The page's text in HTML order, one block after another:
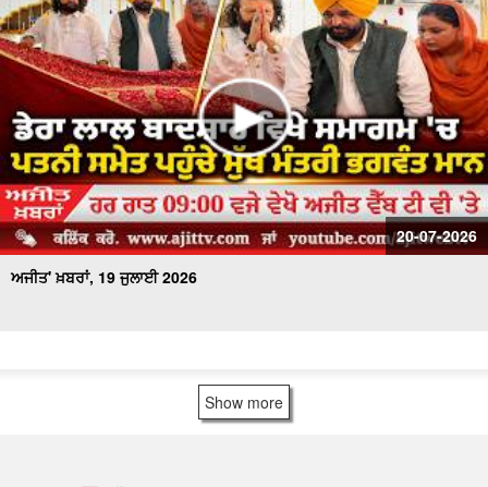
20-07-2026
ਅਜੀਤ' ਖ਼ਬਰਾਂ, 19 ਜੁਲਾਈ 2026
Show more